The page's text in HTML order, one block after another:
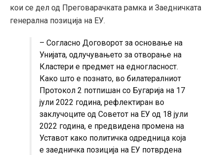
кои се дел од Преговарачката рамка и Заедничката
генерална позиција на ЕУ.
– Согласно Договорот за основање на
Унијата, одлучувањето за отворање на
Кластери е предмет на едногласност.
Како што е познато, во билатералниот
Протокол 2 потпишан со Бугарија на 17
јули 2022 година, рефлектиран во
заклучоците од Советот на ЕУ од 18 јули
2022 година, е предвидена промена на
Уставот како политичка одредница која
е заедничка позиција на ЕУ потврдена